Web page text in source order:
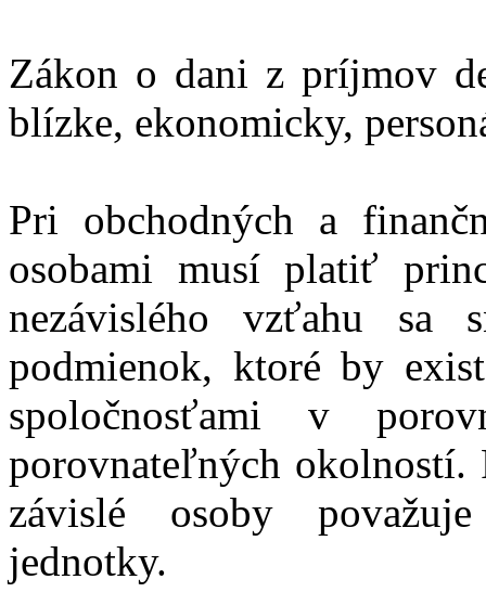
Zákon o dani z príjmov
blízke, ekonomicky,
Pri obchodných a
osobami musí platiť
nezávislého vzťahu sa
podmienok, ktoré by
spoločnosťami v
porovnateľných okolností.
závislé osoby
jednotky.